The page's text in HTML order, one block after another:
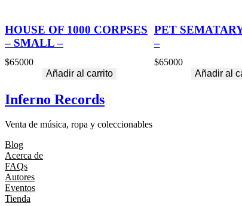
HOUSE OF 1000 CORPSES
– SMALL –
$65000
Añadir al carrito
PET
–
$65000
Añadir al
Inferno Records
Venta de música, ropa y coleccionables
Blog
Acerca de
FAQs
Autores
Eventos
Tienda